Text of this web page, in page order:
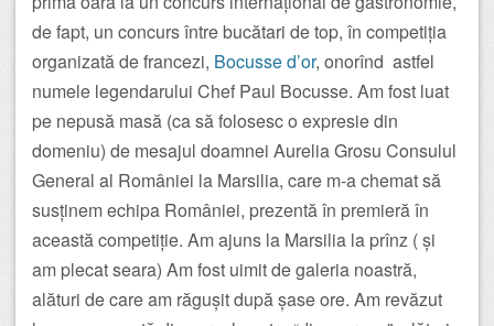
de fapt, un concurs între bucătari de top, în competiția
organizată de francezi, Bocusse d’or, onorînd astfel
numele legendarului Chef Paul Bocusse. Am fost luat
pe nepusă masă (ca să folosesc o expresie din
domeniu) de mesajul doamnei Aurelia Grosu Consulul
General al României la Marsilia, care m-a chemat să
susținem echipa României, prezentă în premieră în
această competiție. Am ajuns la Marsilia la prînz ( și
am plecat seara) Am fost uimit de galeria noastră,
alături de care am răgușit după șase ore. Am revăzut